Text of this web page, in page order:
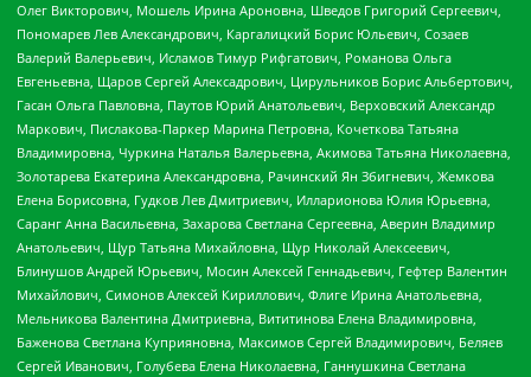
Олег Викторович, Мошель Ирина Ароновна, Шведов Григорий Сергеевич,
Пономарев Лев Александрович, Каргалицкий Борис Юльевич, Созаев
Валерий Валерьевич, Исламов Тимур Рифгатович, Романова Ольга
Евгеньевна, Щаров Сергей Алексадрович, Цирульников Борис Альбертович,
Гасан Ольга Павловна, Паутов Юрий Анатольевич, Верховский Александр
Маркович, Пислакова-Паркер Марина Петровна, Кочеткова Татьяна
Владимировна, Чуркина Наталья Валерьевна, Акимова Татьяна Николаевна,
Золотарева Екатерина Александровна, Рачинский Ян Збигневич, Жемкова
Елена Борисовна, Гудков Лев Дмитриевич, Илларионова Юлия Юрьевна,
Саранг Анна Васильевна, Захарова Светлана Сергеевна, Аверин Владимир
Анатольевич, Щур Татьяна Михайловна, Щур Николай Алексеевич,
Блинушов Андрей Юрьевич, Мосин Алексей Геннадьевич, Гефтер Валентин
Михайлович, Симонов Алексей Кириллович, Флиге Ирина Анатольевна,
Мельникова Валентина Дмитриевна, Вититинова Елена Владимировна,
Баженова Светлана Куприяновна, Максимов Сергей Владимирович, Беляев
Сергей Иванович, Голубева Елена Николаевна, Ганнушкина Светлана